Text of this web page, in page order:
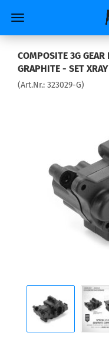
COMPOSITE 3G
GRAPHITE - SET XRAY
(Art.Nr.: 323029-G)